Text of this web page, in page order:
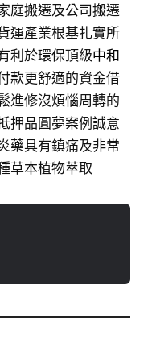
庭搬遷及公司搬遷
運產業根基扎實所
利於環保頂級中和
款更舒適的資金借
進修沒煩惱周轉的
押品圓夢案例誠意
藥具有鎮痛及非常
草本植物萃取